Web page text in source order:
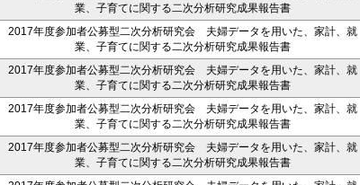
業、子育てに関する二次分析研究成果報告書
2017年度参加者公募型二次分析研究会 夫婦データを用いた、家計、就
業、子育てに関する二次分析研究成果報告書
2017年度参加者公募型二次分析研究会 夫婦データを用いた、家計、就
業、子育てに関する二次分析研究成果報告書
2017年度参加者公募型二次分析研究会 夫婦データを用いた、家計、就
業、子育てに関する二次分析研究成果報告書
2017年度参加者公募型二次分析研究会 夫婦データを用いた、家計、就
業、子育てに関する二次分析研究成果報告書